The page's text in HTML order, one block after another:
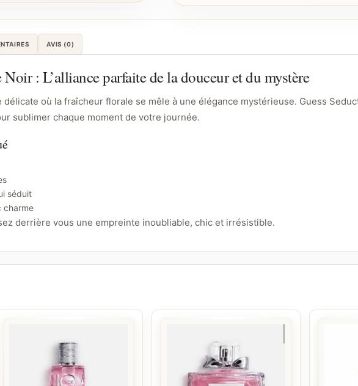
AVIS (0)
: L’alliance parfaite de la douceur et du mystère
où la fraîcheur florale se mêle à une élégance mystérieuse. Guess
sublimer chaque moment de votre journée.
séduit
charme
derrière vous une empreinte inoubliable, chic et irrésistible.